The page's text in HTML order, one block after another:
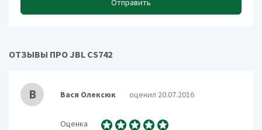
Отправить
ОТЗЫВЫ ПРО JBL CS742
В Вася Олексюк оценил 20.07.2016
Оценка